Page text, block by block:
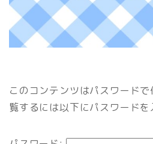
このコンテンツはパスワード
覧するには以下にパスワードを